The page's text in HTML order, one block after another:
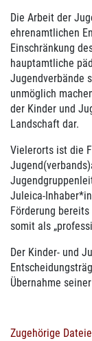
Die Arbeit der
ehrenamtlichen
Einschränkung
hauptamtliche
Jugendverbände
unmöglich
der Kinder und
Landschaft dar.
Vielerorts ist die
Juleica-
Förderung
somit als
Der Kinder- und
Übernahme
Zugehörige